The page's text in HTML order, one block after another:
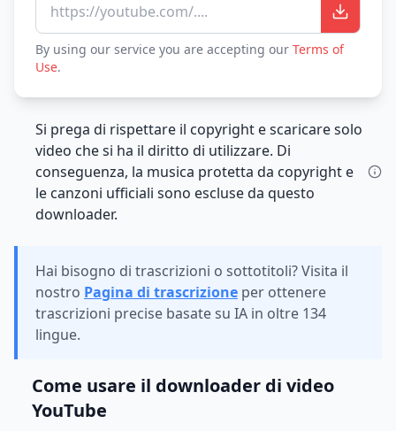
https://youtube.com/....
By using our service you are accepting our Terms of
Use.
Si prega di rispettare il copyright e scaricare solo
video che si ha il diritto di utilizzare. Di
conseguenza, la musica protetta da copyright e
le canzoni ufficiali sono escluse da questo
downloader.
Hai bisogno di trascrizioni o sottotitoli? Visita il
nostro Pagina di trascrizione per ottenere
trascrizioni precise basate su IA in oltre 134
lingue.
Come usare il downloader di video
YouTube